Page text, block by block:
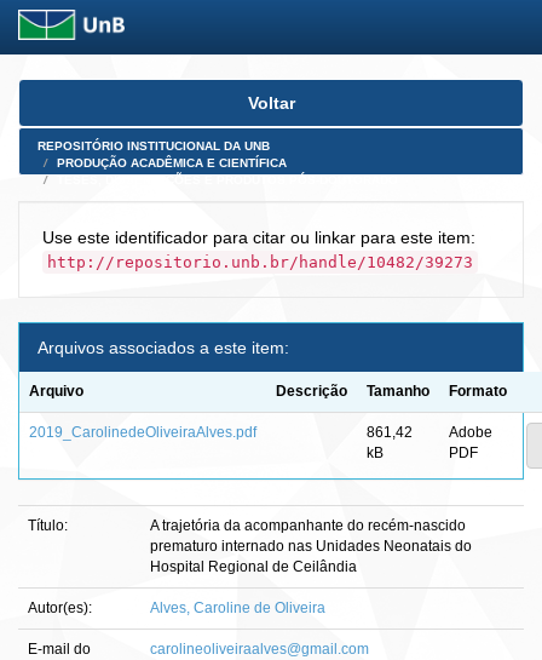
Skip
Voltar
REPOSITÓRIO INSTITUCIONAL DA UNB
PRODUÇÃO ACADÊMICA E CIENTÍFICA
Use este identificador para citar ou linkar para este item:
http://repositorio.unb.br/handle/10482/39273
Arquivos associados a este item:
Arquivo Descrição Tamanho Formato
2019_CarolinedeOliveiraAlves.pdf
861,42
kB
Adobe
PDF
Título:
A trajetória da acompanhante do recém-nascido
prematuro internado nas Unidades Neonatais do
Hospital Regional de Ceilândia
Autor(es): Alves, Caroline de Oliveira
E-mail do
carolineoliveiraalves@gmail.com